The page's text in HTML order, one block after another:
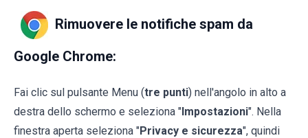
Rimuovere le notifiche spam da
Google Chrome:
Fai clic sul pulsante Menu (tre punti) nell'angolo in alto a
destra dello schermo e seleziona "Impostazioni". Nella
finestra aperta seleziona "Privacy e sicurezza", quindi